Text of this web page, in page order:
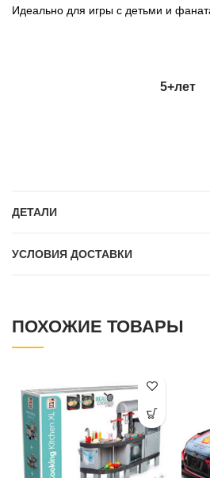
Идеально для игры с детьми и
5+лет
ДЕТАЛИ
УСЛОВИЯ ДОСТАВКИ
ПОХОЖИЕ ТОВАРЫ